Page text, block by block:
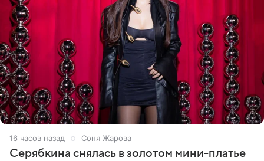
16 часов назад Соня Жарова
Серябкина снялась в золотом мини-платье